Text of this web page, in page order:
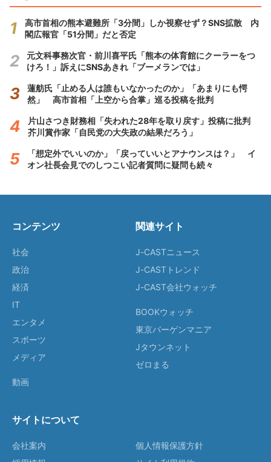
高市首相の熊本避難所「3分間」しか視察せず？SNS拡散 内
閣広報官「51分間」だと否定
元文科事務次官・前川喜平氏「熊本の体育館にクーラーをつ
けろ！」訴えにSNSあきれ「ブーメランでは」
蓮舫氏「止める人は誰もいなかったのか」「あまりにも愕
然」 高市首相「上空から合掌」巡る投稿を批判
片山さつき財務相「失われた28年を取り戻す」投稿に批判
芥川賞作家「自民党の大失政の結果だろう」
「想定外でいいのか」「戻っていいとアナウンスは？」 イ
オン社長会見でのしつこい記者質問に疑問も続々
コンテンツ
社会
政治
経済
IT
エンタメ
スポーツ
メディア
動画
関連サイト
J-CASTニュース
J-CASTトレンド
J-CAST会社ウォッチ
BOOKウォッチ
東京バーゲンマニア
Jタウンネット
ゼロまる
サイトについて
会社案内
個人情報保護方針